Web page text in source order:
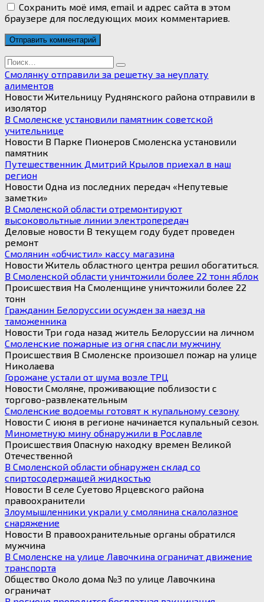
Сохранить моё имя, email и адрес сайта в этом
браузере для последующих моих комментариев.
Search
for:
Смолянку отправили за решетку за неуплату
алиментов
Новости Жительницу Руднянского района отправили в
изолятор
В Смоленске установили памятник советской
учительнице
Новости В Парке Пионеров Смоленска установили
памятник
Путешественник Дмитрий Крылов приехал в наш
регион
Новости Одна из последних передач «Непутевые
заметки»
В Смоленской области отремонтируют
высоковольтные линии электропередач
Деловые новости В текущем году будет проведен
ремонт
Смолянин «обчистил» кассу магазина
Новости Житель областного центра решил обогатиться.
В Смоленской области уничтожили более 22 тонн яблок
Происшествия На Смоленщине уничтожили более 22
тонн
Гражданин Белоруссии осужден за наезд на
таможенника
Новости Три года назад житель Белоруссии на личном
Смоленские пожарные из огня спасли мужчину
Происшествия В Смоленске произошел пожар на улице
Николаева
Горожане устали от шума возле ТРЦ
Новости Смоляне, проживающие поблизости с
торгово-развлекательным
Смоленские водоемы готовят к купальному сезону
Новости С июня в регионе начинается купальный сезон.
Минометную мину обнаружили в Рославле
Происшествия Опасную находку времен Великой
Отечественной
В Смоленской области обнаружен склад со
спиртосодержащей жидкостью
Новости В селе Суетово Ярцевского района
правоохранители
Злоумышленники украли у смолянина скалолазное
снаряжение
Новости В правоохранительные органы обратился
мужчина
В Смоленске на улице Лавочкина ограничат движение
транспорта
Общество Около дома №3 по улице Лавочкина
ограничат